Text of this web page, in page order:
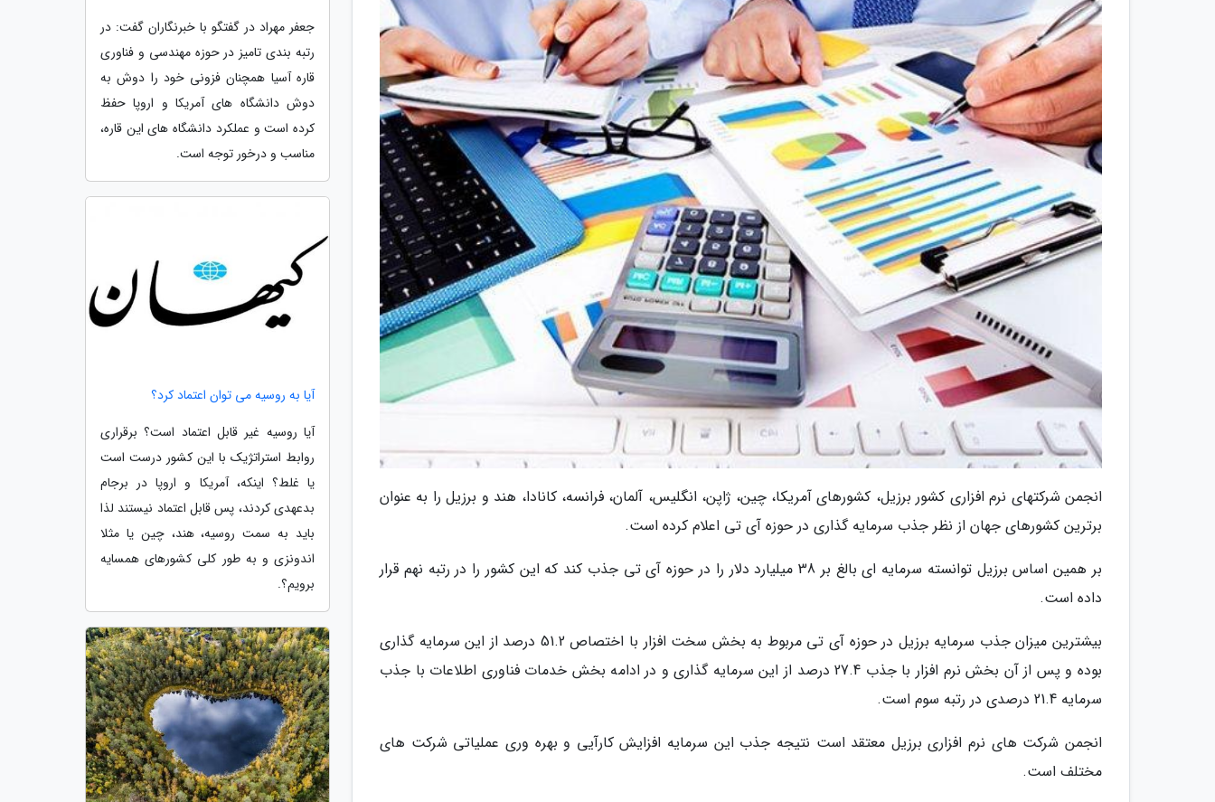
انجمن شرکتهای نرم افزاری کشور برزیل، کشورهای آمریکا، چین، ژاپن، انگلیس، آلمان، فرانسه، کانادا، هند و برزیل را به عنوان
برترین کشورهای جهان از نظر جذب سرمایه گذاری در حوزه آی تی اعلام کرده است.
بر همین اساس برزیل توانسته سرمایه ای بالغ بر 38 میلیارد دلار را در حوزه آی تی جذب کند که این کشور را در رتبه نهم قرار
داده است.
بیشترین میزان جذب سرمایه برزیل در حوزه آی تی مربوط به بخش سخت افزار با اختصاص 51.2 درصد از این سرمایه گذاری
بوده و پس از آن بخش نرم افزار با جذب 27.4 درصد از این سرمایه گذاری و در ادامه بخش خدمات فناوری اطلاعات با جذب
سرمایه 21.4 درصدی در رتبه سوم است.
انجمن شرکت های نرم افزاری برزیل معتقد است نتیجه جذب این سرمایه افزایش کارآیی و بهره وری عملیاتی شرکت های
مختلف است.
جعفر مهراد در گفتگو با خبرنگاران گفت: در
رتبه بندی تامیز در حوزه مهندسی و فناوری
قاره آسیا همچنان فزونی خود را دوش به
دوش دانشگاه های آمریکا و اروپا حفظ
کرده است و عملکرد دانشگاه های این قاره،
مناسب و درخور توجه است.
آیا به روسیه می توان اعتماد کرد؟
آیا روسیه غیر قابل اعتماد است؟ برقراری
روابط استراتژیک با این کشور درست است
یا غلط؟ اینکه، آمریکا و اروپا در برجام
بدعهدی کردند، پس قابل اعتماد نیستند لذا
باید به سمت روسیه، هند، چین یا مثلا
اندونزی و به طور کلی کشورهای همسایه
برویم؟.